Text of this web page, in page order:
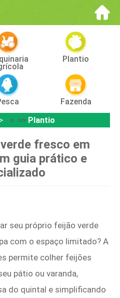
Plantio
Fazenda
> >> Plantio
fresco em
guia prático e
seu próprio feijão verde
com o espaço limitado? A
permite colher feijões
pátio ou varanda,
do quintal e simplificando